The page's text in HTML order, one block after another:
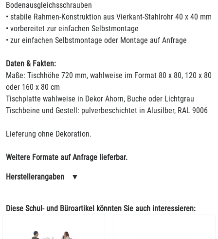
Bodenausgleichsschrauben
• stabile Rahmen-Konstruktion aus Vierkant-Stahlrohr 40 x 40 mm
• vorbereitet zur einfachen Selbstmontage
• zur einfachen Selbstmontage oder Montage auf Anfrage
Daten & Fakten:
Maße: Tischhöhe 720 mm, wahlweise im Format 80 x 80, 120 x 80
oder 160 x 80 cm
Tischplatte wahlweise in Dekor Ahorn, Buche oder Lichtgrau
Tischbeine und Gestell: pulverbeschichtet in Alusilber, RAL 9006
Lieferung ohne Dekoration.
Weitere Formate auf Anfrage lieferbar.
Herstellerangaben ▼
Diese Schul- und Büroartikel könnten Sie auch interessieren: